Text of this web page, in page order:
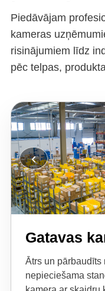
Piedāvājam
kameras
risinājumiem līdz
pēc telpas,
‹
Gatavas
Ātrs un pārbaudīts
nepieciešama